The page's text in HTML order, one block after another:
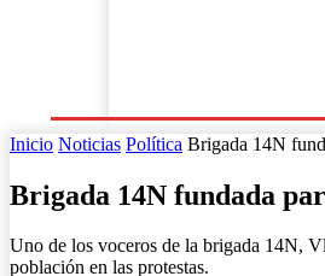
Inicio Noticias Política Brigada 14N
Brigada 14N fundada
Uno de los voceros de la brigada 14N,
población en las protestas.